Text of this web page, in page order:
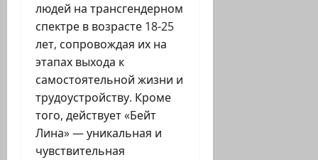
людей на трансгендерном
спектре в возрасте 18-25
лет, сопровождая их на
этапах выхода к
самостоятельной жизни и
трудоустройству. Кроме
того, действует «Бейт
Лина» — уникальная и
чувствительная